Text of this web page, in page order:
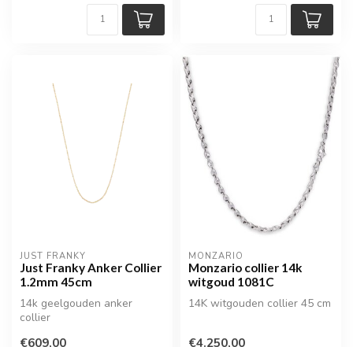
JUST FRANKY
Just Franky Anker Collier
1.2mm 45cm
14k geelgouden anker
collier
€609,00
MONZARIO
Monzario collier 14k
witgoud 1081C
14K witgouden collier 45 cm
€4.250,00